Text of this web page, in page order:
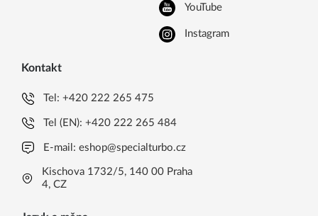
YouTube
Instagram
Kontakt
Tel:+420 222 265 475
Tel (EN):+420 222 265 484
E-mail:eshop@specialturbo.cz
Kischova 1732/5, 140 00 Praha
4, CZ